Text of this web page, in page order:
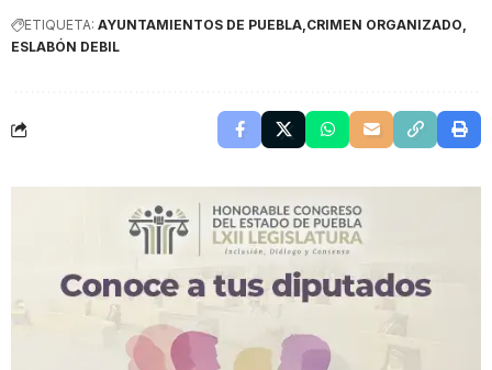
ETIQUETA: AYUNTAMIENTOS DE PUEBLA CRIMEN ORGANIZADO
ESLABÓN DEBIL